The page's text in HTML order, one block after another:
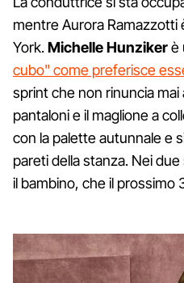
mentre Aurora
York.Michelle Hunzikerè
cubo" come preferisce
sprint che non rinuncia mai
pantaloni e il maglione a
con la palette autunnale e
pareti della stanza. Nei
il bambino, che il prossimo